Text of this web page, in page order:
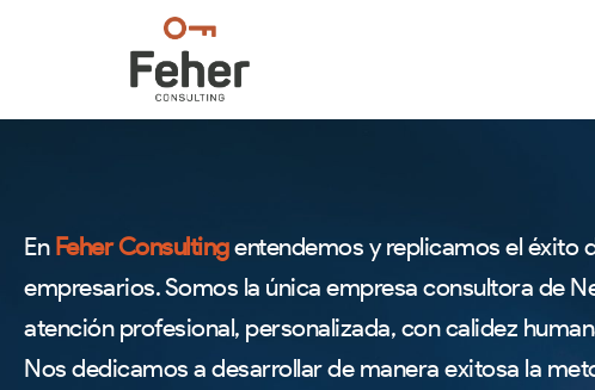
En Feher Consultingentendemos y replicamos el éxito
empresarios. Somos la única empresa consultora de
atención profesional, personalizada, con calidez
Nos dedicamos a desarrollar de manera exitosa la